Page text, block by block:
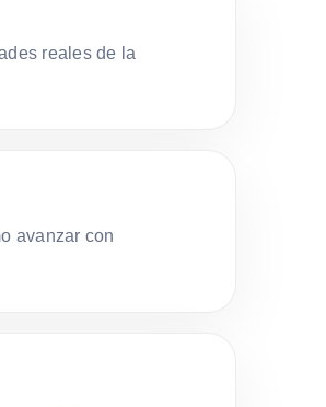
reales de la
avanzar con